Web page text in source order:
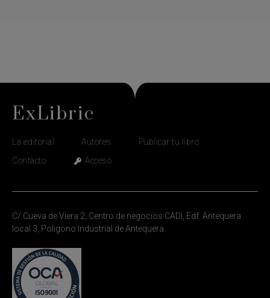
ExLibric
La editorial Autores
Publicar tu libro
Contacto
Acceso
C/ Cueva de Viera 2, Centro de negocios CADI, Edf. Antequera
local 3, Poligono Industrial de Antequera.